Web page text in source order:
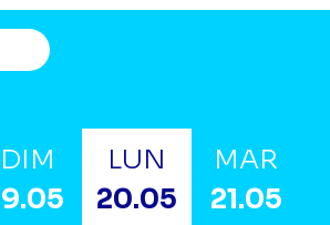
DIM
LUN
20.05
MAR
21.05